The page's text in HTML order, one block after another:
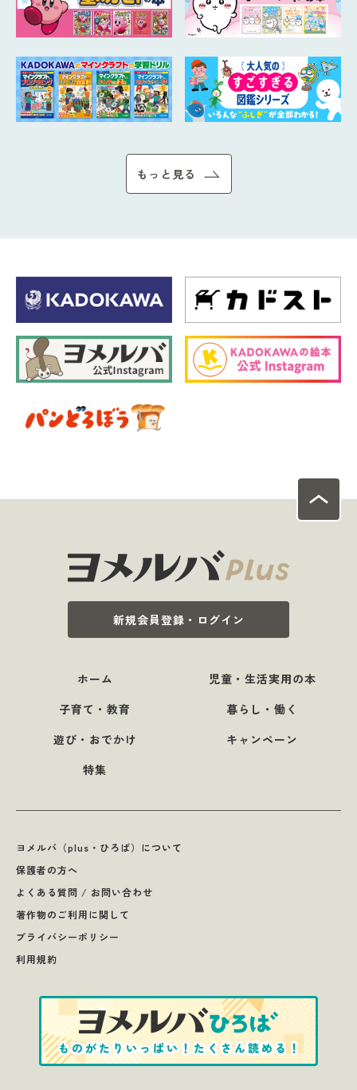
もっと見る
新規会員登録・ログイン
ホーム
児童・生活実用の本
子育て・教育
暮らし・働く
遊び・おでかけ
キャンペーン
特集
ヨメルバ（plus・ひろば）について
保護者の方へ
よくある質問 / お問い合わせ
著作物のご利用に関して
プライバシーポリシー
利用規約